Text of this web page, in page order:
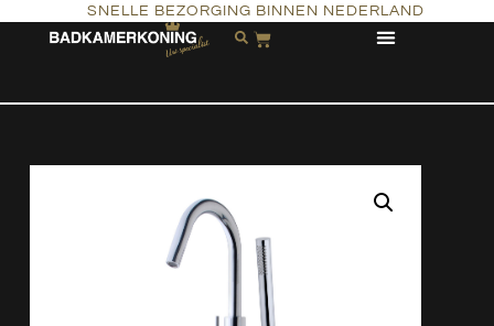
SNELLE BEZORGING BINNEN NEDERLAND